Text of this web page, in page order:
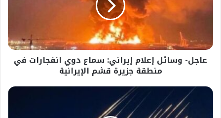
سماع
منطقة
جزيرة
عاجل- وسائل إعلام إيراني: سماع دوي انفجارات في
منطقة جزيرة قشم الإيرانية
عاجل